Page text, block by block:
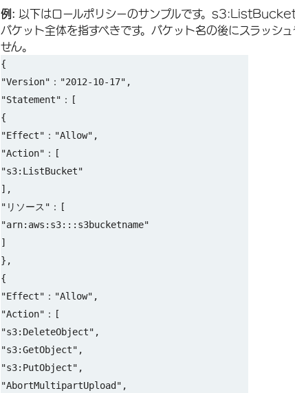
例: 以下はロールポリシーのサンプルです。s3:ListBucket
バケット全体を指すべきです。バケット名の後にスラッシ
せん。
{
"Version"："2012-10-17",
"Statement"：[
{
"Effect"："Allow",
"Action"：[
"s3:ListBucket"
],
"リソース"：[
"arn:aws:s3:::s3bucketname"
]
},
{
"Effect"："Allow",
"Action"：[
"s3:DeleteObject",
"s3:GetObject",
"s3:PutObject",
"AbortMultipartUpload",